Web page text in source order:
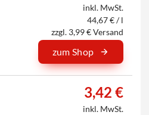
inkl. MwSt.
44,67 € / l
zzgl. 3,99 € Versand
zum Shop
3,42 €
inkl. MwSt.